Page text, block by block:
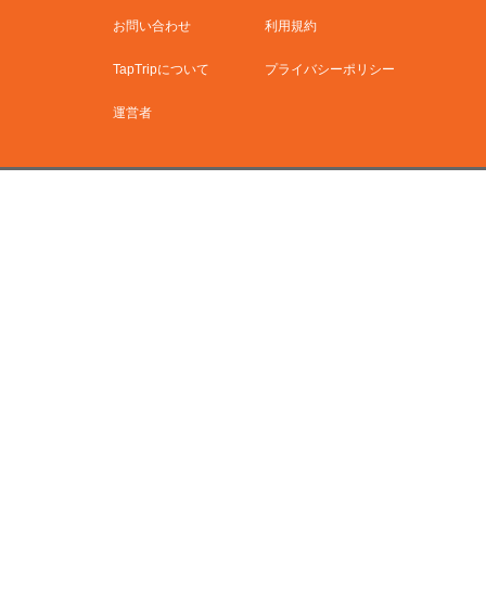
お問い合わせ 利用規約
TapTripについて プライバシーポリシー
運営者